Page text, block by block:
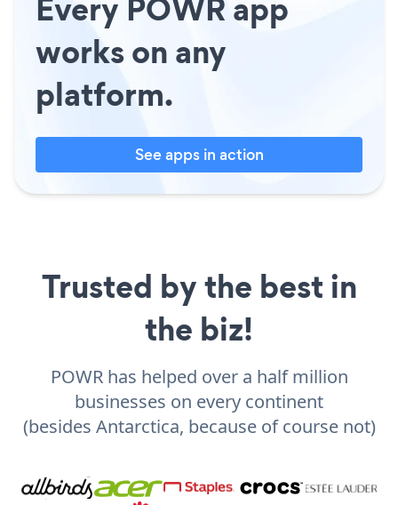
Every POWR app
works on any
platform.
See apps in action
Trusted by the best in
the biz!
POWR has helped over a half million
businesses on every continent
(besides Antarctica, because of course not)